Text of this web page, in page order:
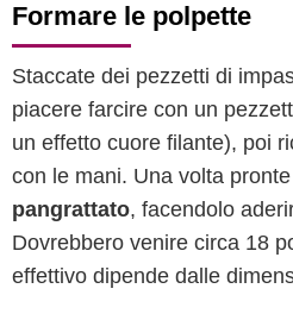
Formare le polpette
Staccate dei pezzetti di
piacere farcire con un
un effetto cuore filante), poi
con le mani. Una volta
pangrattato, facendolo
Dovrebbero venire circa 18
effettivo dipende dalle